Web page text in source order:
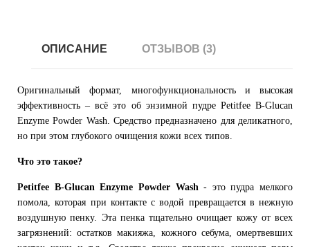
ОПИСАНИЕ ОТЗЫВОВ (3)
Оригинальный формат, многофункциональность и высокая
эффективность – всё это об энзимной пудре Petitfee B-Glucan
Enzyme Powder Wash. Средство предназначено для деликатного,
но при этом глубокого очищения кожи всех типов.
Что это такое?
Petitfee B-Glucan Enzyme Powder Wash- это пудра мелкого
помола, которая при контакте с водой превращается в нежную
воздушную пенку. Эта пенка тщательно очищает кожу от всех
загрязнений: остатков макияжа, кожного себума, омертвевших